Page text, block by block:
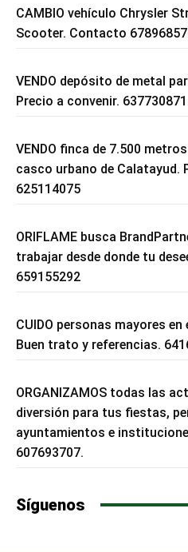
CAMBIO vehículo Chrysler
Scooter. Contacto
VENDO depósito de metal
Precio a convenir.
VENDO finca de 7.500
casco urbano de Calatayud.
625114075
ORIFLAME busca
trabajar desde donde tu
659155292
CUIDO personas mayores
Buen trato y referencias.
ORGANIZAMOS todas las
diversión para tus fiestas,
ayuntamientos e
607693707.
Síguenos